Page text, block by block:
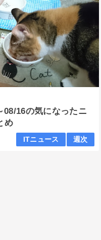
16の気になったニ
め
ITニュース 週次